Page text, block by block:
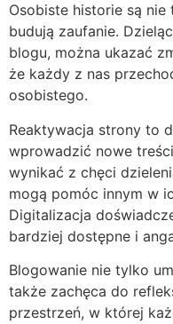
Osobiste historie są
budują zaufanie.
blogu, można ukazać
że każdy z nas
osobistego.
Reaktywacja strony to
wprowadzić nowe
wynikać z chęci
mogą pomóc innym w
Digitalizacja
bardziej dostępne i
Blogowanie nie tylko
także zachęca do
przestrzeń, w której